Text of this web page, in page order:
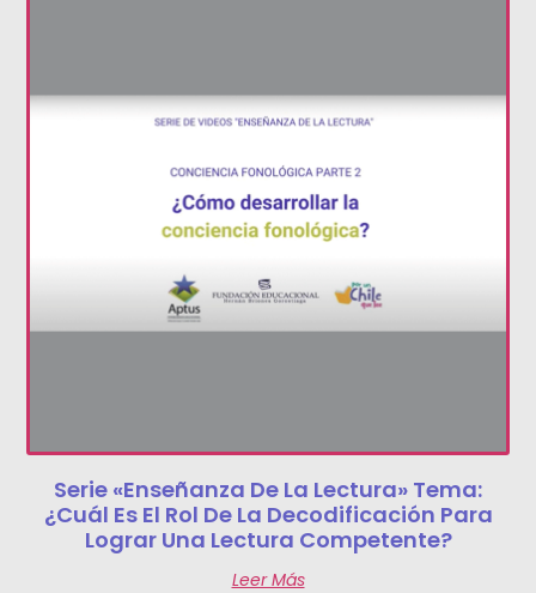
Serie «Enseñanza De La Lectura» Tema:
¿Cuál Es El Rol De La Decodificación Para
Lograr Una Lectura Competente?
Leer Más